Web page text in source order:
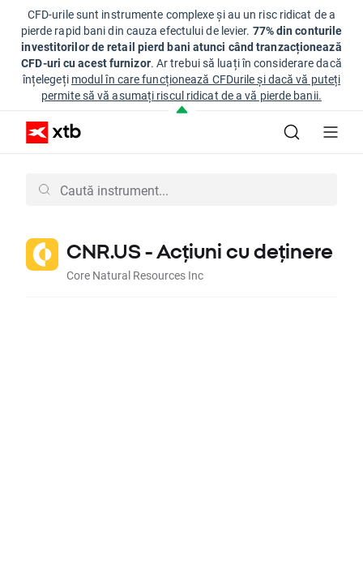
CFD-urile sunt instrumente complexe și au un risc ridicat de a
pierde rapid bani din cauza efectului de levier. 77% din conturile
investitorilor de retail pierd bani atunci când tranzacționează
CFD-uri cu acest furnizor. Ar trebui să luați în considerare dacă
înțelegeți modul în care funcționează CFDurile și dacă vă puteți
permite să vă asumați riscul ridicat de a vă pierde banii.
CNR.US - Acțiuni cu deținere
Core Natural Resources Inc